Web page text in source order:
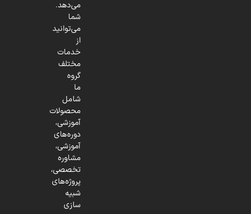
می‌دهد.
شما
می‌توانید
از
خدمات
مختلف
گروه
ما
شامل
محصولات
آموزشی،
دوره‌های
آموزشی،
مشاوره
تخصصی،
پروژه‌های
شبیه
سازی